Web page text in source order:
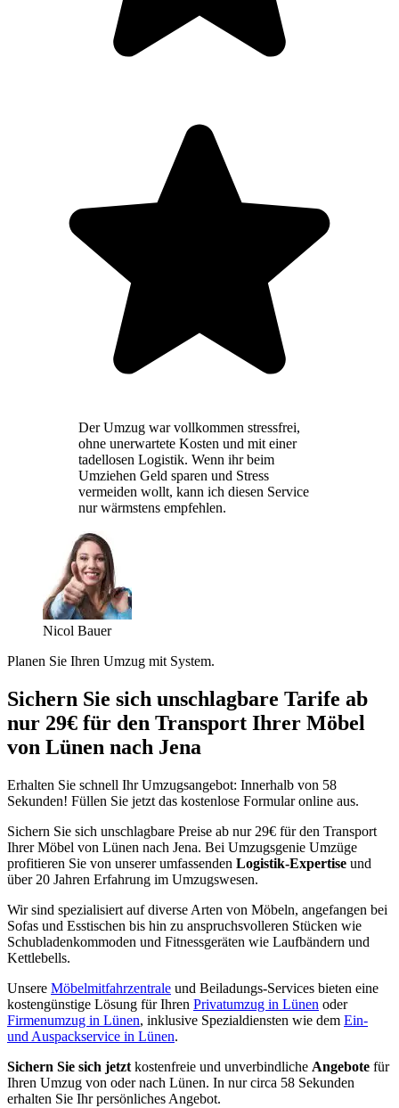
Der Umzug war vollkommen stressfrei,
ohne unerwartete Kosten und mit einer
tadellosen Logistik. Wenn ihr beim
Umziehen Geld sparen und Stress
vermeiden wollt, kann ich diesen Service
nur wärmstens empfehlen.
Nicol Bauer
Planen Sie Ihren Umzug mit System.
Sichern Sie sich unschlagbare Tarife ab
nur 29€ für den Transport Ihrer Möbel
von Lünen nach Jena
Erhalten Sie schnell Ihr Umzugsangebot: Innerhalb von 58
Sekunden! Füllen Sie jetzt das kostenlose Formular online aus.
Sichern Sie sich unschlagbare Preise ab nur 29€ für den Transport
Ihrer Möbel von Lünen nach Jena. Bei Umzugsgenie Umzüge
profitieren Sie von unserer umfassenden Logistik-Expertise und
über 20 Jahren Erfahrung im Umzugswesen.
Wir sind spezialisiert auf diverse Arten von Möbeln, angefangen bei
Sofas und Esstischen bis hin zu anspruchsvolleren Stücken wie
Schubladenkommoden und Fitnessgeräten wie Laufbändern und
Kettlebells.
Unsere Möbelmitfahrzentrale und Beiladungs-Services bieten eine
kostengünstige Lösung für Ihren Privatumzug in Lünen oder
Firmenumzug in Lünen, inklusive Spezialdiensten wie dem Ein-
und Auspackservice in Lünen.
Sichern Sie sich jetzt kostenfreie und unverbindliche Angebote für
Ihren Umzug von oder nach Lünen. In nur circa 58 Sekunden
erhalten Sie Ihr persönliches Angebot.